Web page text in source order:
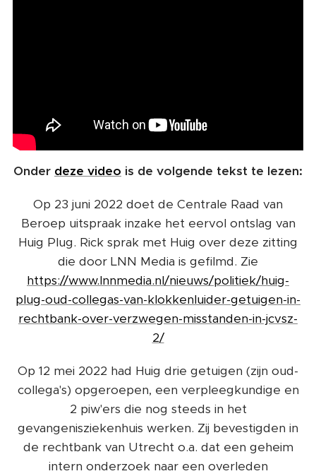
Onder deze video is de volgende tekst te lezen:
Op 23 juni 2022 doet de Centrale Raad van
Beroep uitspraak inzake het eervol ontslag van
Huig Plug. Rick sprak met Huig over deze zitting
die door LNN Media is gefilmd. Zie
https://www.lnnmedia.nl/nieuws/politiek/huig-
plug-oud-collegas-van-klokkenluider-getuigen-in-
rechtbank-over-verzwegen-misstanden-in-jcvsz-
2/
Op 12 mei 2022 had Huig drie getuigen (zijn oud-
collega's) opgeroepen, een verpleegkundige en
2 piw'ers die nog steeds in het
gevangenisziekenhuis werken. Zij bevestigden in
de rechtbank van Utrecht o.a. dat een geheim
intern onderzoek naar een overleden